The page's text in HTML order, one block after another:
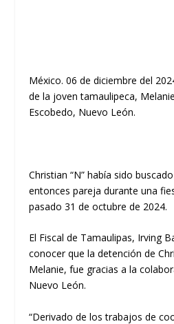
México. 06 de diciembre del
de la joven tamaulipeca,
Escobedo, Nuevo León.
Christian “N” había sido
entonces pareja durante una
pasado 31 de octubre de 2024.
El Fiscal de Tamaulipas, Irving
conocer que la detención de
Melanie, fue gracias a la
Nuevo León.
“Derivado de los trabajos de